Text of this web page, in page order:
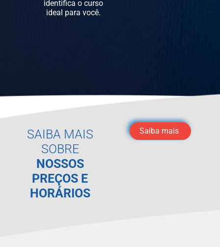
identifica o curso
ideal para você.
SAIBA MAIS
SOBRE
NOSSOS
PREÇOS E
HORÁRIOS
Saiba mais